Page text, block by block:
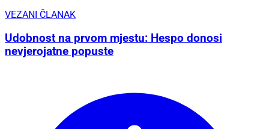
VEZANI ČLANAK
Udobnost na prvom mjestu: Hespo donosi
nevjerojatne popuste